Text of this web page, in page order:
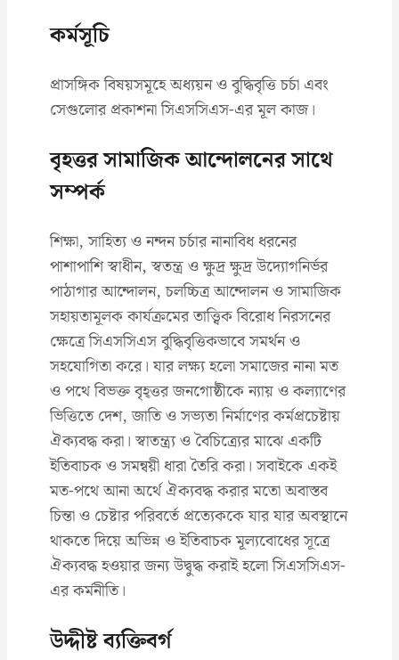
কর্মসূচি
প্রাসঙ্গিক বিষয়সমূহে অধ্যয়ন ও বুদ্ধিবৃত্তি চর্চা এবং
সেগুলোর প্রকাশনা সিএসসিএস-এর মূল কাজ।
বৃহত্তর সামাজিক আন্দোলনের সাথে
সম্পর্ক
শিক্ষা, সাহিত্য ও নন্দন চর্চার নানাবিধ ধরনের
পাশাপাশি স্বাধীন, স্বতন্ত্র ও ক্ষুদ্র ক্ষুদ্র উদ্যোগনির্ভর
পাঠাগার আন্দোলন, চলচ্চিত্র আন্দোলন ও সামাজিক
সহায়তামূলক কার্যক্রমের তাত্ত্বিক বিরোধ নিরসনের
ক্ষেত্রে সিএসসিএস বুদ্ধিবৃত্তিকভাবে সমর্থন ও
সহযোগিতা করে। যার লক্ষ্য হলো সমাজের নানা মত
ও পথে বিভক্ত বৃহ্ত্তর জনগোষ্ঠীকে ন্যায় ও কল্যাণের
ভিত্তিতে দেশ, জাতি ও সভ্যতা নির্মাণের কর্মপ্রচেষ্টায়
ঐক্যবদ্ধ করা। স্বাতন্ত্র্য ও বৈচিত্র্যের মাঝে একটি
ইতিবাচক ও সমন্বয়ী ধারা তৈরি করা। সবাইকে একই
মত-পথে আনা অর্থে ঐক্যবদ্ধ করার মতো অবাস্তব
চিন্তা ও চেষ্টার পরিবর্তে প্রত্যেককে যার যার অবস্থানে
থাকতে দিয়ে অভিন্ন ও ইতিবাচক মূল্যবোধের সূত্রে
ঐক্যবদ্ধ হওয়ার জন্য উদ্বুদ্ধ করাই হলো সিএসসিএস-
এর কর্মনীতি।
উদ্দীষ্ট ব্যক্তিবর্গ